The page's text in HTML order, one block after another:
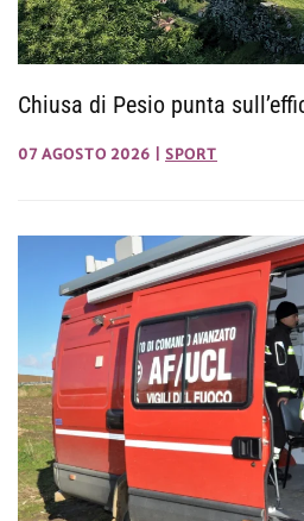
Chiusa di Pesio punta
07 AGOSTO 2026 SPORT